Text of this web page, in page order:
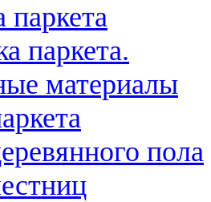
паркета
паркета.
материалы
пола